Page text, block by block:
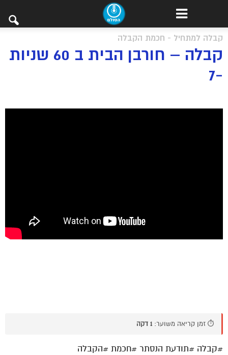
קבלה למתחיל - חכמת הקבלה
קבלה – חורבן הבית ב 60 שניות
-7
⏱️ זמן קריאה משוער: 1 דקה
#קבלה #תודעת הנסתר #חכמת #הקבלה